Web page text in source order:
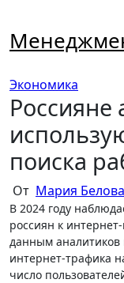
содержимому
Экономика
Россияне
поиска
От Мария Белова
В 2024 году наблюдается значительный рост интереса
россиян к
данным аналитиков
интернет-трафика
число